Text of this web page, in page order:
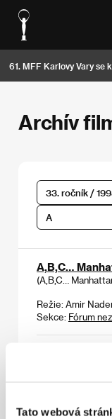
Tato webová
61. MFF Karlovy Vary se
Archív
33. ročník /
A
A,B,C…
(A,B,C…
Režie: Amir
Sekce: Fórum